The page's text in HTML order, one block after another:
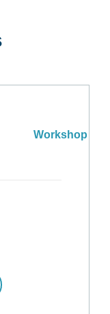
Workshop